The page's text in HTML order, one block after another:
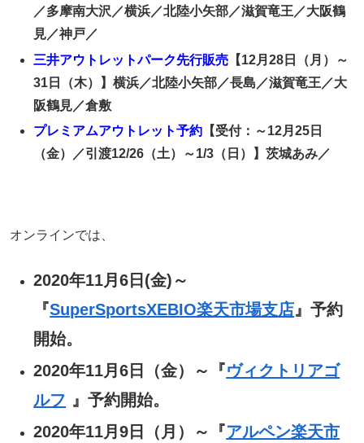
／多摩南大沢／横浜／北陸小矢部／滋賀竜王／大阪鶴
見／神戸／
三井アウトレットパーク先行販売 【12月28日（月）～
31日（木）】横浜／北陸小矢部／長島／滋賀竜王／大
阪鶴見／倉敷
プレミアムアウトレット予約 【受付：～12月25日
（金）／引渡12/26（土）～1/3（日）】茨城あみ／
オンラインでは、
2020年11月6日(金)～
『SuperSportsXEBIO楽天市場支店』予約
開始。
2020年11月6日（金）～『ヴィクトリアゴ
ルフ 』予約開始。
2020年11月9日（月）～『アルペン楽天市